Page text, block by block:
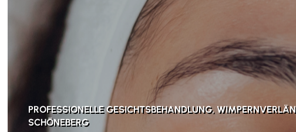
PROFESSIONELLE GESICHTSBEHANDLUNG,
SCHÖNEBERG